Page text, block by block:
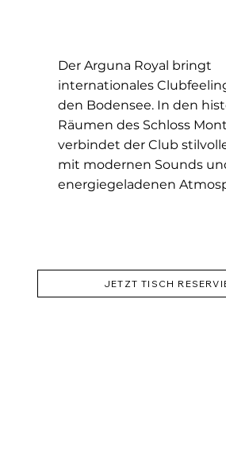
Der Arguna Royal bringt
internationales
den Bodensee. In den
Räumen des Schloss
verbindet der Club
mit modernen Sounds
energiegeladenen
JETZT TISCH